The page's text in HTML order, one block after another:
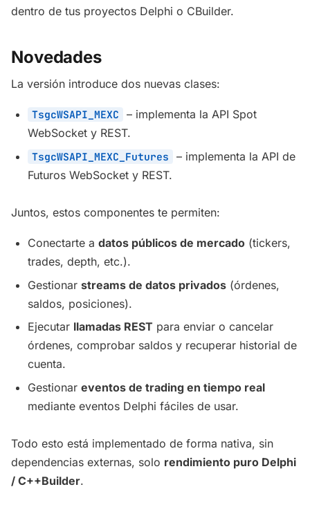
dentro de tus proyectos Delphi o CBuilder.
Novedades
La versión introduce dos nuevas clases:
TsgcWSAPI_MEXC
– implementa la API Spot
WebSocket y REST.
TsgcWSAPI_MEXC_Futures
– implementa la API de
Futuros WebSocket y REST.
Juntos, estos componentes te permiten:
Conectarte a datos públicos de mercado (tickers,
trades, depth, etc.).
Gestionar streams de datos privados (órdenes,
saldos, posiciones).
Ejecutar llamadas REST para enviar o cancelar
órdenes, comprobar saldos y recuperar historial de
cuenta.
Gestionar eventos de trading en tiempo real
mediante eventos Delphi fáciles de usar.
Todo esto está implementado de forma nativa, sin
dependencias externas, solo rendimiento puro Delphi
/ C++Builder.